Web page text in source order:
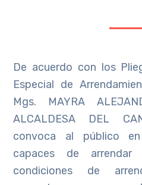
De acuerdo con los
Especial de
Mgs. MAYRA
ALCALDESA DEL
convoca al público en
capaces de
condiciones de